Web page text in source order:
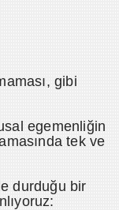
gibi
egemenliğin
tek ve
durduğu bir